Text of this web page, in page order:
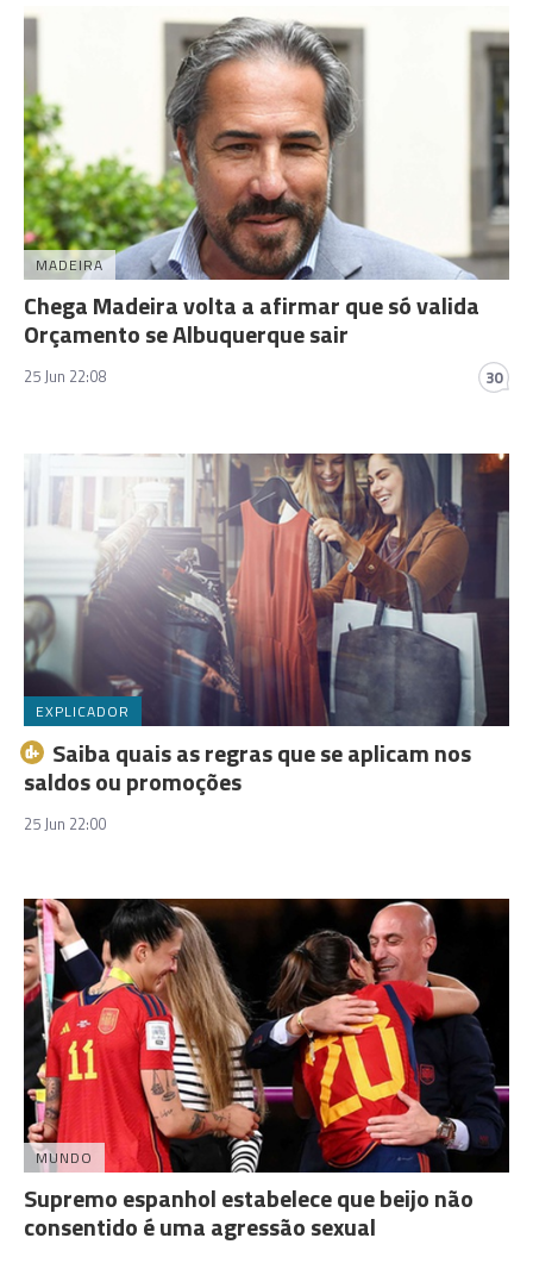
MADEIRA
Chega Madeira volta a afirmar que só valida
Orçamento se Albuquerque sair
25 Jun 22:08 30
EXPLICADOR
Saiba quais as regras que se aplicam nos
saldos ou promoções
25 Jun 22:00
MUNDO
Supremo espanhol estabelece que beijo não
consentido é uma agressão sexual